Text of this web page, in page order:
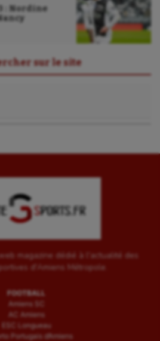
: Nordine
sur le site
magazine dédié à l'actualité des
d'Amiens Métropole.
FOOTBALL
Amiens SC
AC Amiens
ESC Longueau
Portugais d’Amiens